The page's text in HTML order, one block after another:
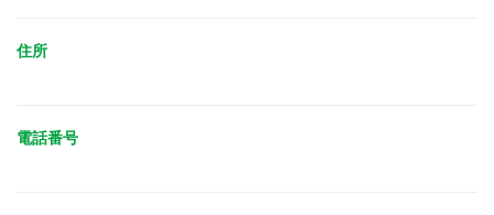
住所
電話番号